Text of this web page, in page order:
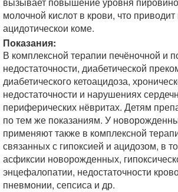
молочной кислот в крови, что приводит
ацидотическои коме.
Показания:
В комплексной терапии печёночной и
недостаточности, диабетической
диабетического кетоацидоза,
недостаточности и нарушениях
периферических нёвритах. Детям
по тем же показаниям. У
применяют также в комплексной
связанных с гипоксией и ацидозом, в
асфиксии новорожденных,
энцефалопатии, недостаточности
пневмонии, сепсиса и др.